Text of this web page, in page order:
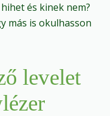
és kinek nem?
más is okulhasson
levelet